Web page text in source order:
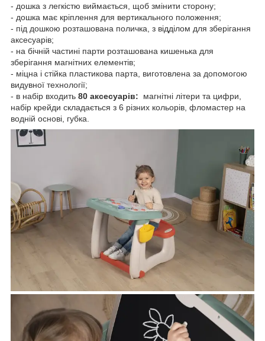
- дошка з легкістю виймається, щоб змінити сторону;
- дошка має кріплення для вертикального положення;
- під дошкою розташована поличка, з відділом для зберігання
аксесуарів;
- на бічній частині парти розташована кишенька для
зберігання магнітних елементів;
- міцна і стійка пластикова парта, виготовлена за допомогою
видувної технології;
- в набір входить 80 аксесуарів: магнітні літери та цифри,
набір крейди складається з 6 різних кольорів, фломастер на
водній основі, губка.